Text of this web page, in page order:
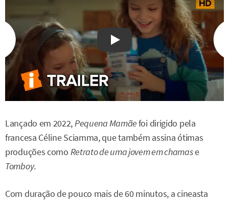
Watch on YouTube
Lançado em 2022,Pequena Mamãefoi dirigido pela
francesa Céline Sciamma, que também assina ótimas
produções como Retrato de uma jovem em chamase
Tomboy.
Com duração de pouco mais de 60 minutos, a cineasta